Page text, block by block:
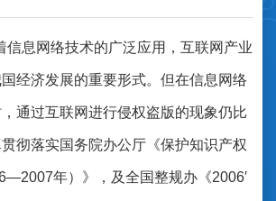
息网络技术的广泛应用，互联网产业
经济发展的重要形式。但在信息网络
通过互联网进行侵权盗版的现象仍比
彻落实国务院办公厅《保护知识产权
年）》，及全国整规办《2006′